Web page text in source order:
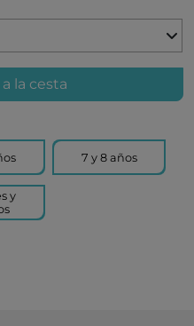
la cesta
7 y 8 años
y